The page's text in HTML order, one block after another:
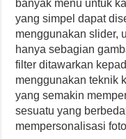
banyak menu untuk
yang simpel dapat
menggunakan slider,
hanya sebagian
filter ditawarkan
menggunakan teknik
yang semakin
sesuatu yang
mempersonalisasi